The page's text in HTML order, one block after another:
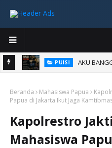
PUISI
AKU
Beranda Mahasiswa Papua
Papua di Jakarta Ikut Jaga
Kapolrestro
Mahasiswa